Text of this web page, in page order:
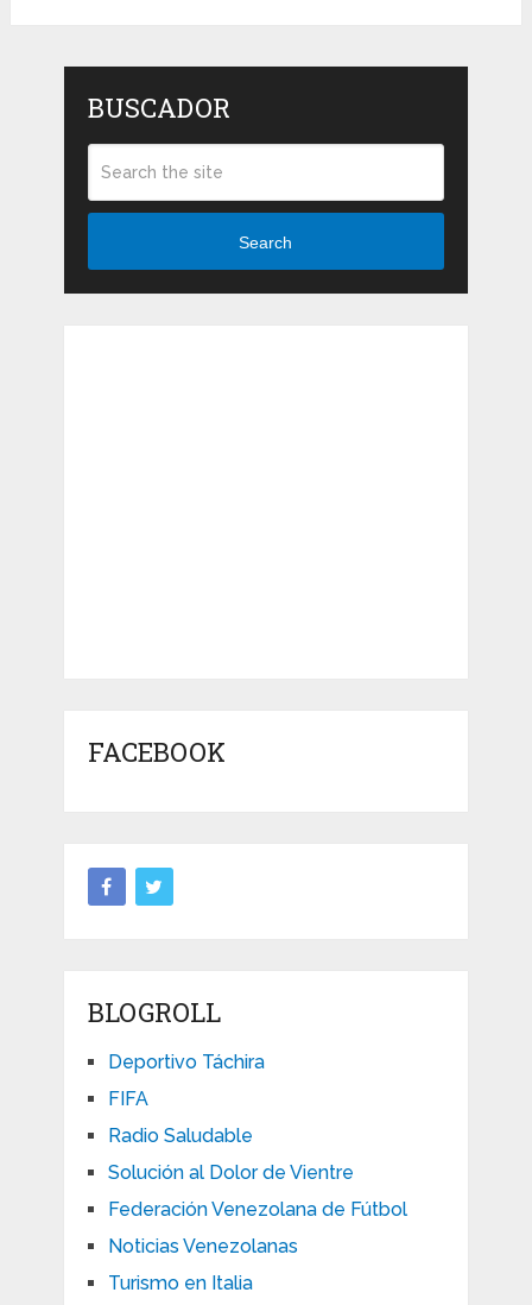
BUSCADOR
Search
FACEBOOK
BLOGROLL
Deportivo Táchira
FIFA
Radio Saludable
Solución al Dolor de Vientre
Federación Venezolana de Fútbol
Noticias Venezolanas
Turismo en Italia